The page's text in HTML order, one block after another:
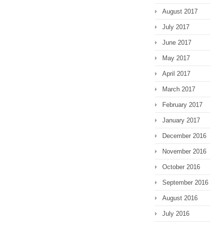
August 2017
July 2017
June 2017
May 2017
April 2017
March 2017
February 2017
January 2017
December 2016
November 2016
October 2016
September 2016
August 2016
July 2016